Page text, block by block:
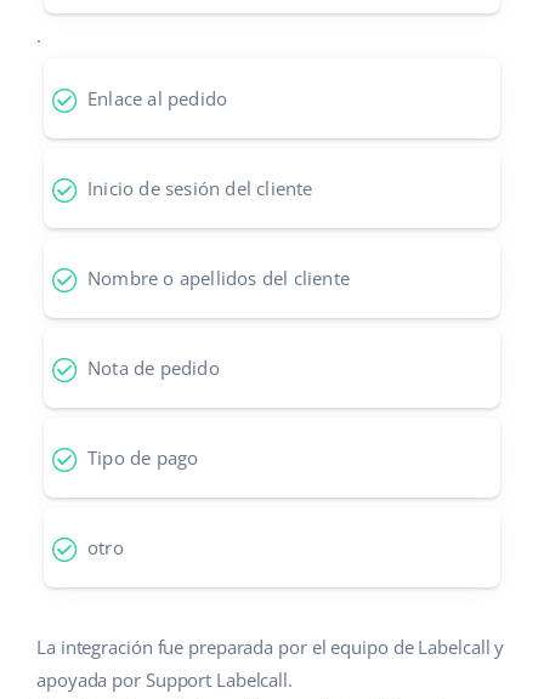
română
.
Enlace al pedido
Inicio de sesión del cliente
Nombre o apellidos del cliente
Nota de pedido
Tipo de pago
otro
La integración fue preparada por el equipo de Labelcall y
apoyada por Support Labelcall.